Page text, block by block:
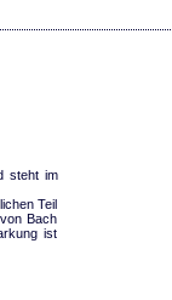
steht im
Teil
Bach
ist